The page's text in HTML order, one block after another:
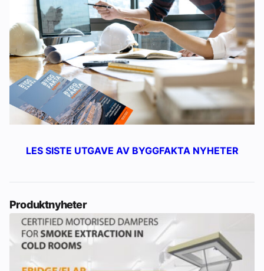
LES SISTE UTGAVE AV BYGGFAKTA NYHETER
Produktnyheter